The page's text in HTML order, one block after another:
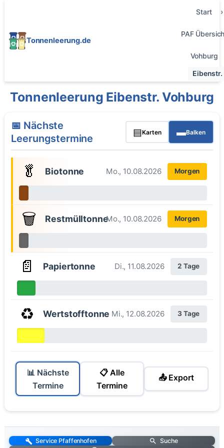
Tonnenleerung.de
Start
PAF
Vohburg
Eibenstr.
Tonnenleerung Eibenstr. Vohburg
📅 Nächste
Leerungstermine
▤Karten ▬Balken
🥬 Biotonne Mo., 10.08.2026 Morgen
🗑️ RestmülltonneMo., 10.08.2026 Morgen
📄 Papiertonne Di., 11.08.2026 2 Tage
♻️ Wertstofftonne Mi., 12.08.2026 3 Tage
📊 Nächste
Termine
📋 Alle
Termine
📤 Export
Service Pfaffenhofen
Suche